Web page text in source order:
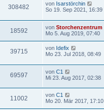
308482 von Isarstörchin
So 19. Sep 2021, 16:39
18592 von Storchenzentrum
Mo 5. Aug 2019, 07:40
39715 von Idefix
Mo 23. Jul 2018, 08:49
69597 von C1
Mi 23. Aug 2017, 02:38
11002 von C1
Mo 20. Mär 2017, 17:10